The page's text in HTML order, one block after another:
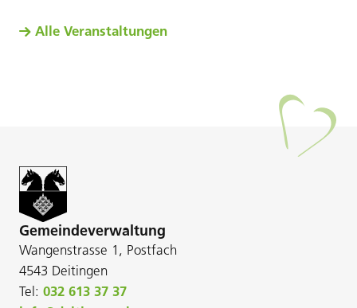
Alle Veranstaltungen
Gemeindeverwaltung
Wangenstrasse 1, Postfach
4543 Deitingen
Tel: 032 613 37 37